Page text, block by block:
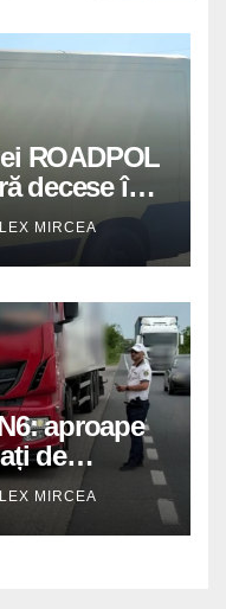
ROADPOL
decese în
MIRCEA
aproape
de
MIRCEA